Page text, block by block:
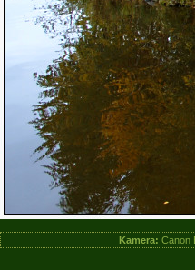
Kamera: Canon